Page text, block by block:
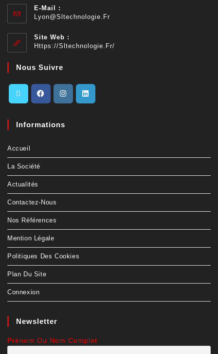
E-Mail :
Lyon@sltechnologie.fr
Site Web :
Https://sltechnologie.fr/
Nous Suivre
Informations
Accueil
La Société
Actualités
Contactez-Nous
Nos Références
Mention Légale
Politiques Des Cookies
Plan Du Site
Connexion
Newsletter
Prénom Ou Nom Complet